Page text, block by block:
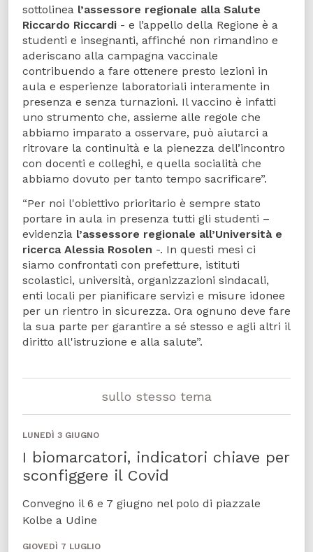
sottolinea l’assessore regionale alla Salute
Riccardo Riccardi - e l’appello della Regione è a
studenti e insegnanti, affinché non rimandino e
aderiscano alla campagna vaccinale
contribuendo a fare ottenere presto lezioni in
aula e esperienze laboratoriali interamente in
presenza e senza turnazioni. Il vaccino è infatti
uno strumento che, assieme alle regole che
abbiamo imparato a osservare, può aiutarci a
ritrovare la continuità e la pienezza dell’incontro
con docenti e colleghi, e quella socialità che
abbiamo dovuto per tanto tempo sacrificare”.
“Per noi l'obiettivo prioritario è sempre stato
portare in aula in presenza tutti gli studenti –
evidenzia l’assessore regionale all’Università e
ricerca Alessia Rosolen -. In questi mesi ci
siamo confrontati con prefetture, istituti
scolastici, università, organizzazioni sindacali,
enti locali per pianificare servizi e misure idonee
per un rientro in sicurezza. Ora ognuno deve fare
la sua parte per garantire a sé stesso e agli altri il
diritto all'istruzione e alla salute”.
sullo stesso tema
LUNEDÌ 3 GIUGNO
I biomarcatori, indicatori chiave per
sconfiggere il Covid
Convegno il 6 e 7 giugno nel polo di piazzale
Kolbe a Udine
GIOVEDÌ 7 LUGLIO